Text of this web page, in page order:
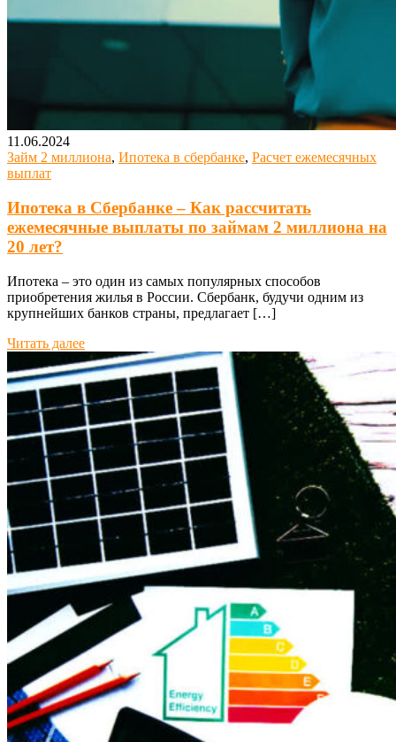
11.06.2024
Займ 2 миллиона, Ипотека в сбербанке, Расчет ежемесячных
выплат
Ипотека в Сбербанке – Как рассчитать
ежемесячные выплаты по займам 2 миллиона на
20 лет?
Ипотека – это один из самых популярных способов
приобретения жилья в России. Сбербанк, будучи одним из
крупнейших банков страны, предлагает […]
Читать далее